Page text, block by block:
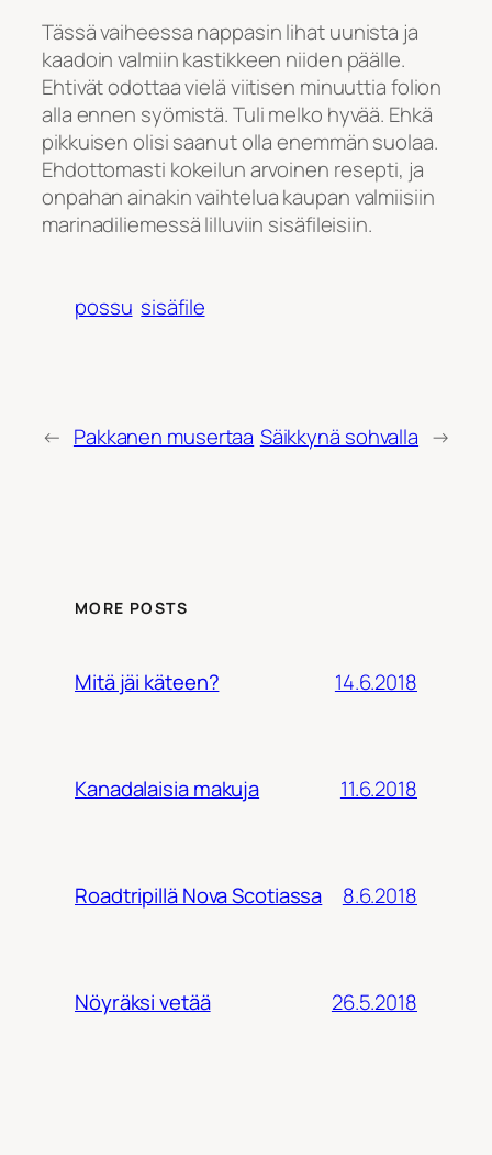
Tässä vaiheessa nappasin lihat uunista ja
kaadoin valmiin kastikkeen niiden päälle.
Ehtivät odottaa vielä viitisen minuuttia folion
alla ennen syömistä. Tuli melko hyvää. Ehkä
pikkuisen olisi saanut olla enemmän suolaa.
Ehdottomasti kokeilun arvoinen resepti, ja
onpahan ainakin vaihtelua kaupan valmiisiin
marinadiliemessä lilluviin sisäfileisiin.
possu sisäfile
← Pakkanen musertaa Säikkynä sohvalla →
MORE POSTS
Mitä jäi käteen? 14.6.2018
Kanadalaisia makuja 11.6.2018
Roadtripillä Nova Scotiassa 8.6.2018
Nöyräksi vetää 26.5.2018